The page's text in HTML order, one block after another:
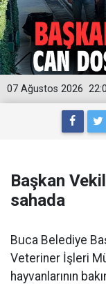
07 Ağustos 2026
Başkan
sahada
Buca Belediye
Veteriner İşleri
hayvanlarının